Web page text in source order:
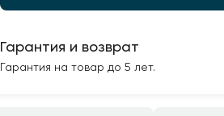
Гарантия и возврат
Гарантия на товар до 5 лет.